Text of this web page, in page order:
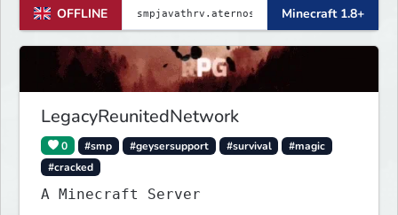
OFFLINE Minecraft 1.8+
LegacyReunitedNetwork
0 #smp #geysersupport #survival
#magic
#cracked
A Minecraft Server